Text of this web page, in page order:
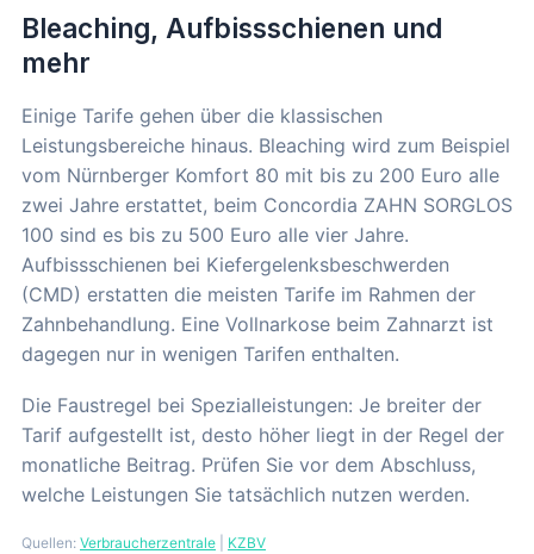
Bleaching, Aufbissschienen und
mehr
Einige Tarife gehen über die klassischen
Leistungsbereiche hinaus. Bleaching wird zum Beispiel
vom Nürnberger Komfort 80 mit bis zu 200 Euro alle
zwei Jahre erstattet, beim Concordia ZAHN SORGLOS
100 sind es bis zu 500 Euro alle vier Jahre.
Aufbissschienen bei Kiefergelenksbeschwerden
(CMD) erstatten die meisten Tarife im Rahmen der
Zahnbehandlung. Eine Vollnarkose beim Zahnarzt ist
dagegen nur in wenigen Tarifen enthalten.
Die Faustregel bei Spezialleistungen: Je breiter der
Tarif aufgestellt ist, desto höher liegt in der Regel der
monatliche Beitrag. Prüfen Sie vor dem Abschluss,
welche Leistungen Sie tatsächlich nutzen werden.
Quellen: Verbraucherzentrale KZBV